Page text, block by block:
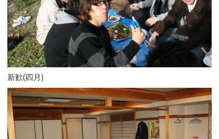
新歓(四月)